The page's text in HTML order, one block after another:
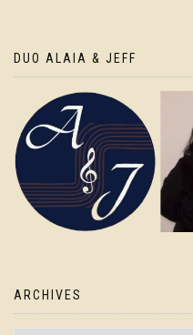
DUO ALAIA & JEFF
ARCHIVES